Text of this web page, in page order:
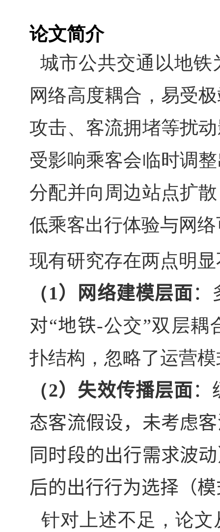
论文简介
城市公共交通以地
网络高度耦合，易受
攻击、客流拥堵等扰
受影响乘客会临时调
分配并向周边站点扩
低乘客出行体验与网
现有研究存在两点明
（1）网络建模层面：
对“地铁-公交”双层耦
扑结构，忽略了运营
（2）失效传播层面：
态客流假设，未考虑
同时段的出行需求波
后的出行行为选择（
针对上述不足，论